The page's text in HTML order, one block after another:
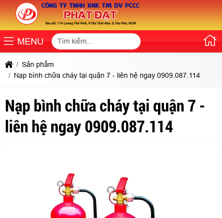
MENU
Sản phẩm
Nạp bình chữa cháy tại quận 7 - liên hệ ngay 0909.087.114
Nạp bình chữa cháy tại quận 7 -
liên hệ ngay 0909.087.114